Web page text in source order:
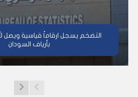
بأرياف السودان